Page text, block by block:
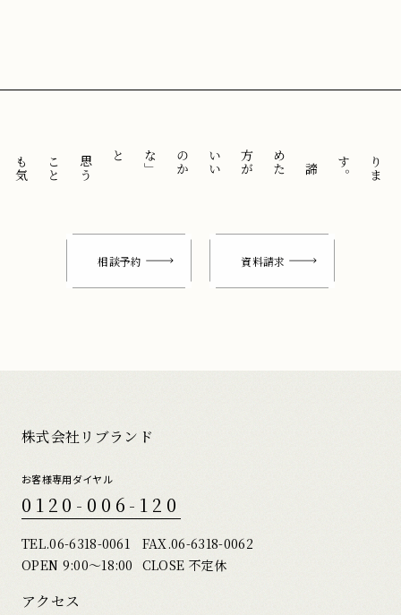
。
「
諦
め
た
方
が
い
い
の
か
な
」
と
思
う
こ
と
も
気
に
せ
ずに
相談予約 資料請求
株式会社リブランド
お客様専用ダイヤル
0120-006-120
TEL.06-6318-0061
FAX.06-6318-0062
OPEN 9:00〜18:00 CLOSE 不定休
アクセス